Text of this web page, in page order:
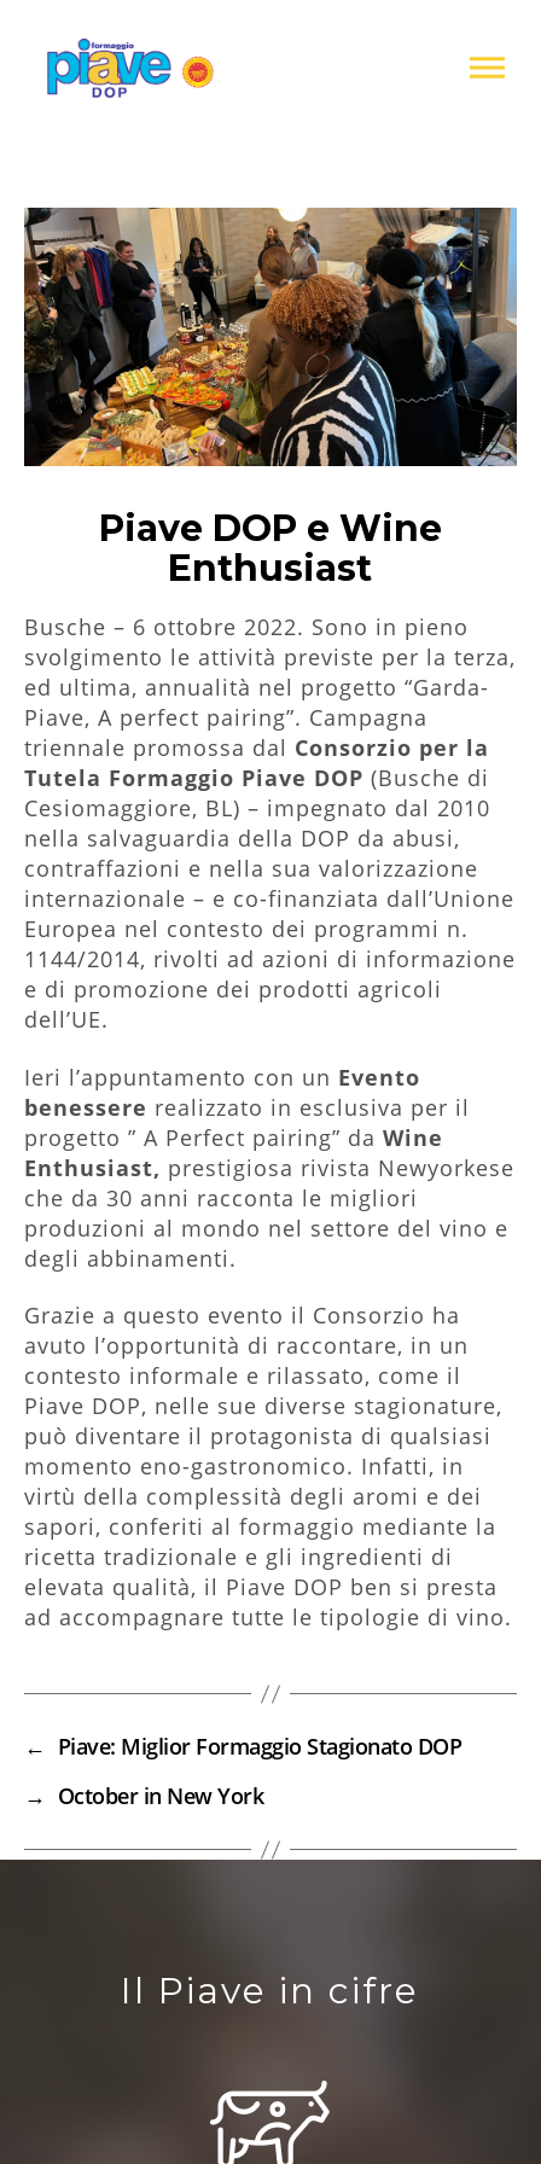
Piave DOP e Wine
Enthusiast
Busche – 6 ottobre 2022. Sono in pieno
svolgimento le attività previste per la terza,
ed ultima, annualità nel progetto “Garda-
Piave, A perfect pairing”. Campagna
triennale promossa dal Consorzio per la
Tutela Formaggio Piave DOP (Busche di
Cesiomaggiore, BL) – impegnato dal 2010
nella salvaguardia della DOP da abusi,
contraffazioni e nella sua valorizzazione
internazionale – e co-finanziata dall’Unione
Europea nel contesto dei programmi n.
1144/2014, rivolti ad azioni di informazione
e di promozione dei prodotti agricoli
dell’UE.
Ieri l’appuntamento con un Evento
benessere realizzato in esclusiva per il
progetto ” A Perfect pairing” da Wine
Enthusiast, prestigiosa rivista Newyorkese
che da 30 anni racconta le migliori
produzioni al mondo nel settore del vino e
degli abbinamenti.
Grazie a questo evento il Consorzio ha
avuto l’opportunità di raccontare, in un
contesto informale e rilassato, come il
Piave DOP, nelle sue diverse stagionature,
può diventare il protagonista di qualsiasi
momento eno-gastronomico. Infatti, in
virtù della complessità degli aromi e dei
sapori, conferiti al formaggio mediante la
ricetta tradizionale e gli ingredienti di
elevata qualità, il Piave DOP ben si presta
ad accompagnare tutte le tipologie di vino.
← Piave: Miglior Formaggio Stagionato DOP
→ October in New York
Il Piave in cifre
raccolta